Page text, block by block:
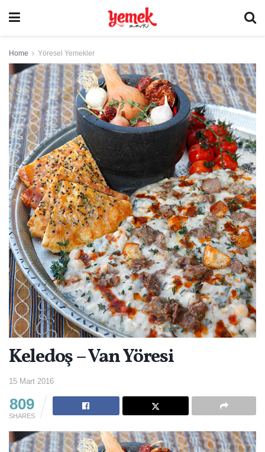
Home Yöresel Yemekler
Keledoş – Van Yöresi
15 Mart 2016
809
SHARES